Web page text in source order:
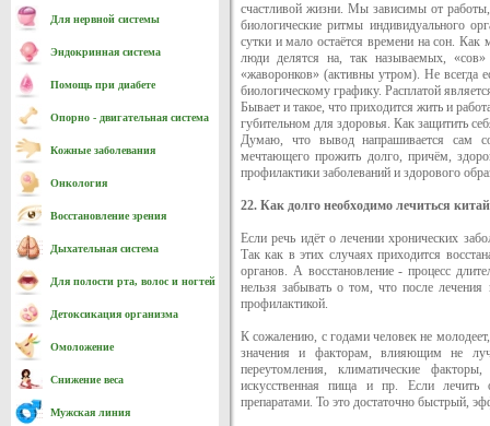
Для нервной системы
Эндокринная система
Помощь при диабете
Опорно - двигательная система
Кожные заболевания
Онкология
Восстановление зрения
Дыхательная система
Для полости рта, волос и ногтей
Детоксикация организма
Омоложение
Снижение веса
Мужская линия
счастливой жизни. Мы зависимы от
биологические ритмы индивидуального
сутки и мало остаётся времени на сон.
люди делятся на, так называемых,
«жаворонков» (активны утром). Не всегда
биологическому графику. Расплатой
Бывает и такое, что приходится жить и
губительном для здоровья. Как защитить
Думаю, что вывод напрашивается сам
мечтающего прожить долго, причём,
профилактики заболеваний и здорового
22. Как долго необходимо лечиться
Если речь идёт о лечении хронических
Так как в этих случаях приходится
органов. А восстановление - процесс
нельзя забывать о том, что после
профилактикой.
К сожалению, с годами человек не
значения и факторам, влияющим не
переутомления, климатические
искусственная пища и пр. Если лечить
препаратами. То это достаточно быстрый,